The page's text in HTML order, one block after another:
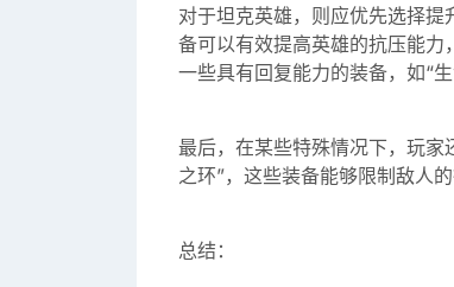
对于坦克英雄，则应优先选择提
备可以有效提高英雄的抗压能
一些具有回复能力的装备，如“
最后，在某些特殊情况下，玩家
之环”，这些装备能够限制敌人
总结：